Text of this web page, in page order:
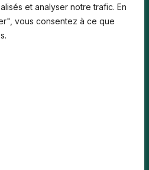
et analyser notre trafic. En
vous consentez à ce que
: 2026 Guide…
en entreprise :…